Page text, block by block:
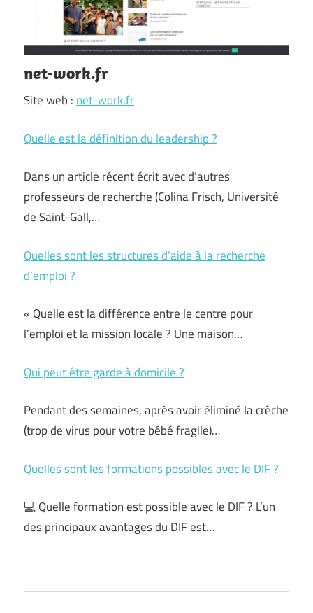
net-work.fr
Site web : net-work.fr
Quelle est la définition du leadership ?
Dans un article récent écrit avec d’autres
professeurs de recherche (Colina Frisch, Université
de Saint-Gall,…
Quelles sont les structures d’aide à la recherche
d’emploi ?
« Quelle est la différence entre le centre pour
l’emploi et la mission locale ? Une maison…
Qui peut être garde à domicile ?
Pendant des semaines, après avoir éliminé la crèche
(trop de virus pour votre bébé fragile)…
Quelles sont les formations possibles avec le DIF ?
💻 Quelle formation est possible avec le DIF ? L’un
des principaux avantages du DIF est…